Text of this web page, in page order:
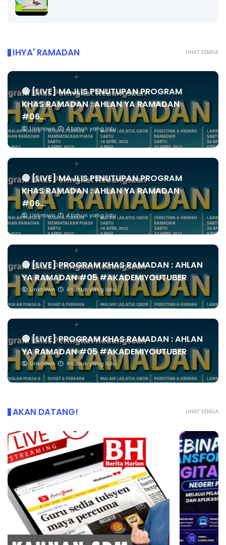
LIHAT SEMUA
IHYA' RAMADAN
🔴 [LIVE] MAJLIS PENUTUPAN PROGRAM
KHAS RAMADAN : AHLAN YA RAMADAN
#06...
Unknown 4 tahun yang lalu
🔴 [LIVE] MAJLIS PENUTUPAN PROGRAM
KHAS RAMADAN : AHLAN YA RAMADAN
#06...
Unknown 4 tahun yang lalu
🔴 [LIVE] PROGRAM KHAS RAMADAN : AHLAN
YA RAMADAN #05 #AKADEMIYOUTUBER
Unknown 4 tahun yang lalu
🔴 [LIVE] PROGRAM KHAS RAMADAN : AHLAN
YA RAMADAN #05 #AKADEMIYOUTUBER
Unknown 4 tahun yang lalu
LIHAT SEMUA
AKAN DATANG!